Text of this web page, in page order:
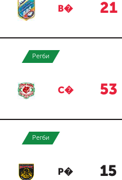
В� 21
Регби
С� 53
Регби
Р� 15